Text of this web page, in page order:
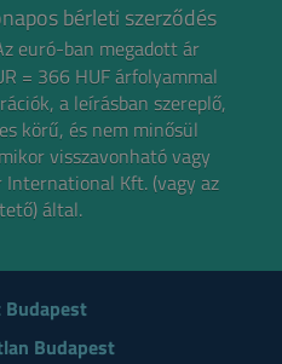
bérleti szerződés
euró-ban megadott ár
= 366 HUF árfolyammal
a leírásban szereplő,
körű, és nem minősül
visszavonható vagy
Kft. (vagy az
által.
Budapest